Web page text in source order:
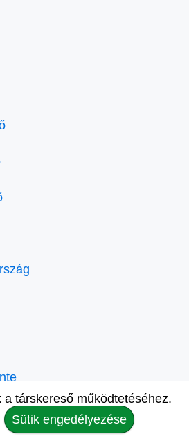
a társkereső működtetéséhez.
Sütik engedélyezése